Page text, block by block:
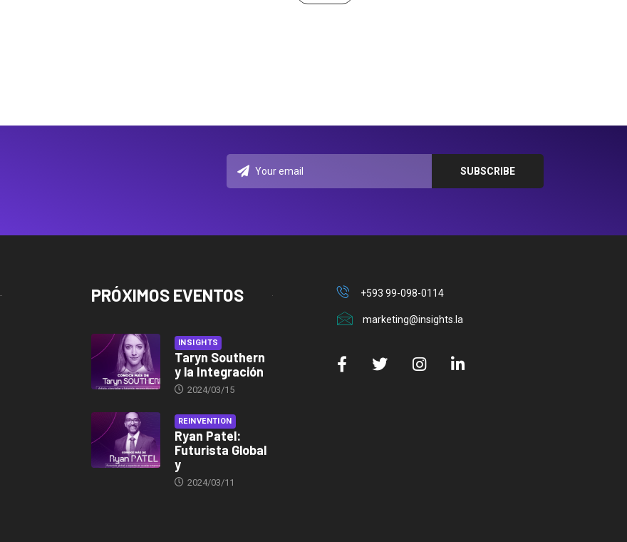
PRÓXIMOS EVENTOS
INSIGHTS
Taryn Southern
y la Integración
2024/03/15
REINVENTION
Ryan Patel:
Futurista Global
y
2024/03/11
+593 99-098-0114
marketing@insights.la